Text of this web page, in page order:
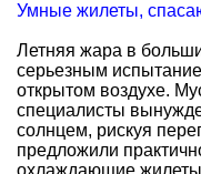
Умные жилеты,
Летняя жара в
серьезным
открытом воздухе.
специалисты
солнцем, рискуя
предложили
охлаждающие